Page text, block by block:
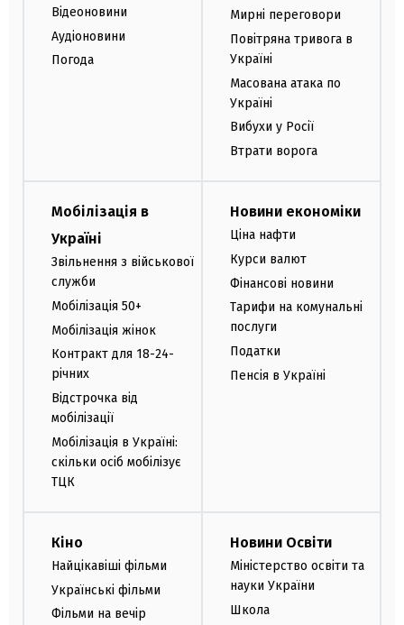
Відеоновини
Аудіоновини
Погода
Мирні переговори
Повітряна тривога в
Україні
Масована атака по
Україні
Вибухи у Росії
Втрати ворога
Мобілізація в
Україні
Звільнення з військової
служби
Мобілізація 50+
Мобілізація жінок
Контракт для 18-24-
річних
Відстрочка від
мобілізації
Мобілізація в Україні:
скільки осіб мобілізує
ТЦК
Новини економіки
Ціна нафти
Курси валют
Фінансові новини
Тарифи на комунальні
послуги
Податки
Пенсія в Україні
Кіно
Найцікавіші фільми
Українські фільми
Фільми на вечір
Новини Освіти
Міністерство освіти та
науки України
Школа